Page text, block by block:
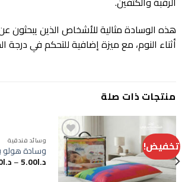
هذه الوسادة مثالية للأشخاص الذين يبحثون
أثناء النوم، مع ميزة إضافية للتحكم في درجة
منتجات ذات صلة
تخفيض!
Add to
wishlist
وسائد فندقية
وسادة هولو
د.ا5.00
–د.ا